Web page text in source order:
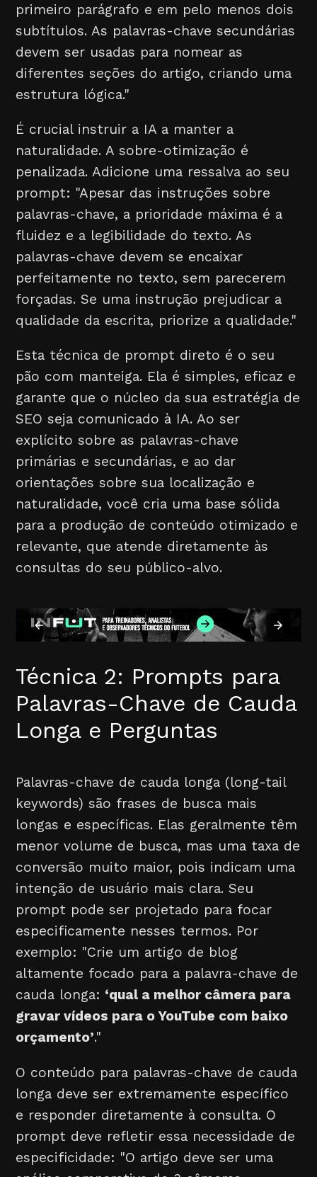
primeiro parágrafo e em pelo menos dois
subtítulos. As palavras-chave secundárias
devem ser usadas para nomear as
diferentes seções do artigo, criando uma
estrutura lógica."
É crucial instruir a IA a manter a
naturalidade. A sobre-otimização é
penalizada. Adicione uma ressalva ao seu
prompt: "Apesar das instruções sobre
palavras-chave, a prioridade máxima é a
fluidez e a legibilidade do texto. As
palavras-chave devem se encaixar
perfeitamente no texto, sem parecerem
forçadas. Se uma instrução prejudicar a
qualidade da escrita, priorize a qualidade."
Esta técnica de prompt direto é o seu
pão com manteiga. Ela é simples, eficaz e
garante que o núcleo da sua estratégia de
SEO seja comunicado à IA. Ao ser
explícito sobre as palavras-chave
primárias e secundárias, e ao dar
orientações sobre sua localização e
naturalidade, você cria uma base sólida
para a produção de conteúdo otimizado e
relevante, que atende diretamente às
consultas do seu público-alvo.
Técnica 2: Prompts para
Palavras-Chave de Cauda
Longa e Perguntas
Palavras-chave de cauda longa (long-tail
keywords) são frases de busca mais
longas e específicas. Elas geralmente têm
menor volume de busca, mas uma taxa de
conversão muito maior, pois indicam uma
intenção de usuário mais clara. Seu
prompt pode ser projetado para focar
especificamente nesses termos. Por
exemplo: "Crie um artigo de blog
altamente focado para a palavra-chave de
cauda longa: ‘qual a melhor câmera para
gravar vídeos para o YouTube com baixo
orçamento’."
O conteúdo para palavras-chave de cauda
longa deve ser extremamente específico
e responder diretamente à consulta. O
prompt deve refletir essa necessidade de
especificidade: "O artigo deve ser uma